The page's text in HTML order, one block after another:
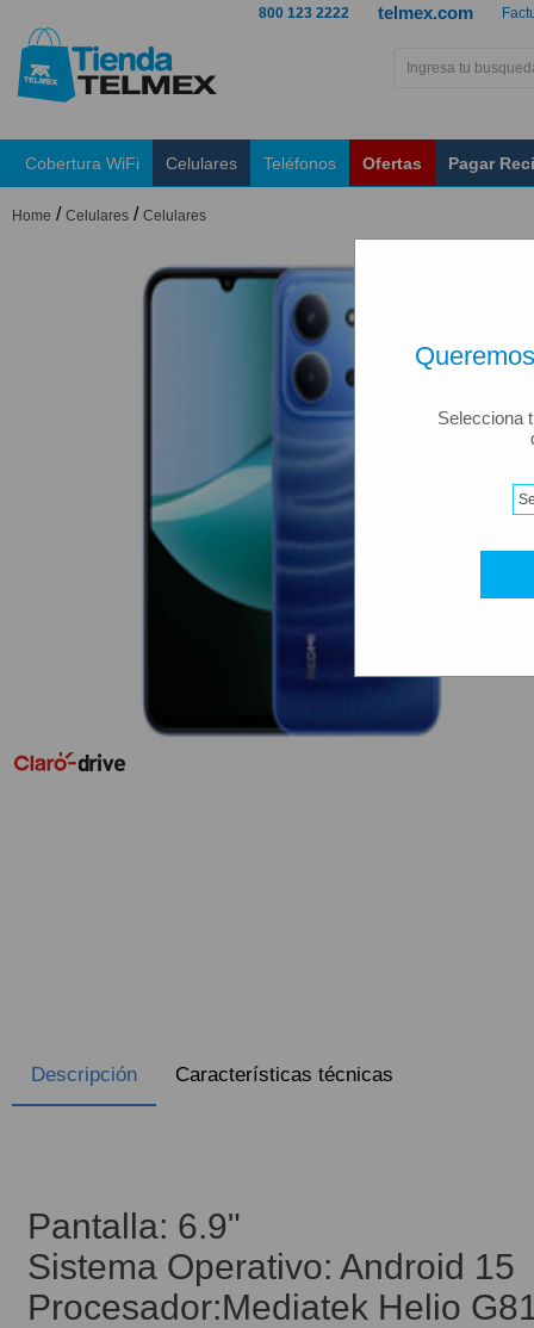
Selecciona
telmex.com
800 123 2222
Cobertura WiFi Celulares Teléfonos Ofertas Pagar
Home / Celulares / Celulares
Descripción Características técnicas
Pantalla: 6.9"
Sistema Operativo: Android 15
Procesador:Mediatek Helio